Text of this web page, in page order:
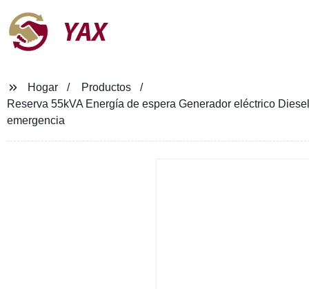
YAX
Hogar
Productos
Reserva 55kVA Energía de espera Generador eléctrico
emergencia